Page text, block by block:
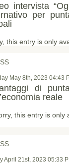
intervista
per
this entry is only
May 8th, 2023 04:43
di
reale
this entry is only
April 21st, 2023 05:33